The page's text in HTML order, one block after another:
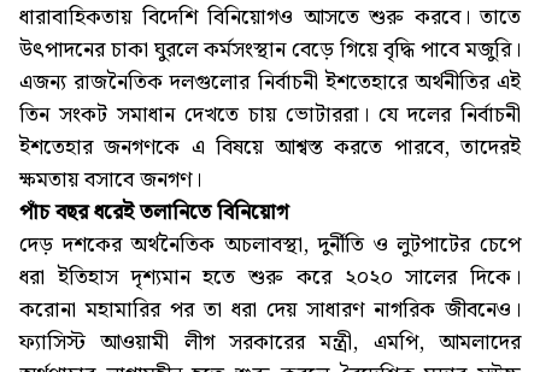
ধারাবাহিকতায় বিদেশি বিনিয়োগও আসতে শুরু করবে। তাতে
উৎপাদনের চাকা ঘুরলে কর্মসংস্থান বেড়ে গিয়ে বৃদ্ধি পাবে মজুরি।
এজন্য রাজনৈতিক দলগুলোর নির্বাচনী ইশতেহারে অর্থনীতির এই
তিন সংকট সমাধান দেখতে চায় ভোটাররা। যে দলের নির্বাচনী
ইশতেহার জনগণকে এ বিষয়ে আশ্বস্ত করতে পারবে, তাদেরই
ক্ষমতায় বসাবে জনগণ।
পাঁচ বছর ধরেই তলানিতে বিনিয়োগ
দেড় দশকের অর্থনৈতিক অচলাবস্থা, দুর্নীতি ও লুটপাটের চেপে
ধরা ইতিহাস দৃশ্যমান হতে শুরু করে ২০২০ সালের দিকে।
করোনা মহামারির পর তা ধরা দেয় সাধারণ নাগরিক জীবনেও।
ফ্যাসিস্ট আওয়ামী লীগ সরকারের মন্ত্রী, এমপি, আমলাদের